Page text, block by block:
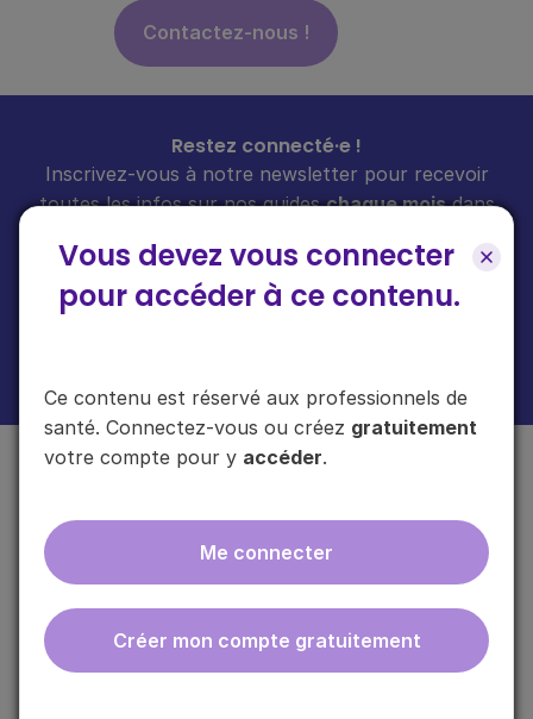
Vous devez vous connecter
pour accéder à ce contenu.
Ce contenu est réservé aux professionnels de
santé. Connectez-vous ou créez gratuitement
votre compte pour y accéder.
Me connecter
Créer mon compte gratuitement
Contactez-nous !
Restez connecté·e !
Inscrivez-vous à notre newsletter pour recevoir
toutes les infos sur nos guideschaque moisdans
ebmfrance est une base de connaissances médicales
gratuite adaptée à la pratique de la médecine générale.